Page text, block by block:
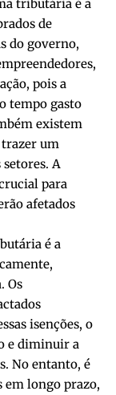
tributária é a
de
do governo,
pois a
tempo gasto
existem
trazer um
A
para
afetados
é a
Os
isenções, o
e diminuir a
No entanto, é
em longo prazo,